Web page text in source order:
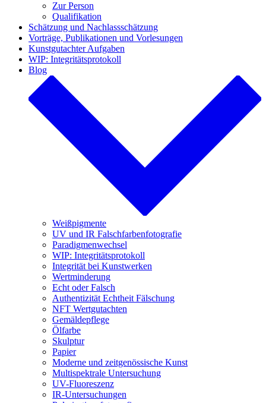
Zur Person
Qualifikation
Schätzung und Nachlassschätzung
Vorträge, Publikationen und Vorlesungen
Kunstgutachter Aufgaben
WIP: Integritätsprotokoll
Blog
Weißpigmente
UV und IR Falschfarbenfotografie
Paradigmenwechsel
WIP: Integritätsprotokoll
Integrität bei Kunstwerken
Wertminderung
Echt oder Falsch
Authentizität Echtheit Fälschung
NFT Wertgutachten
Gemäldepflege
Ölfarbe
Skulptur
Papier
Moderne und zeitgenössische Kunst
Multispektrale Untersuchung
UV-Fluoreszenz
IR-Untersuchungen